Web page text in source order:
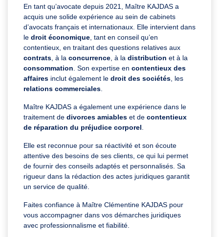
En tant qu’avocate depuis 2021, Maître KAJDAS a
acquis une solide expérience au sein de cabinets
d’avocats français et internationaux. Elle intervient dans
le droit économique , tant en conseil qu’en
contentieux, en traitant des questions relatives aux
contrats , à la concurrence , à la distribution et à la
consommation . Son expertise en contentieux des
affaires inclut également le droit des sociétés , les
relations commerciales
Maître KAJDAS a également une expérience dans le
traitement de divorces amiables et de contentieux
de réparation du préjudice corporel
Elle est reconnue pour sa réactivité et son écoute
attentive des besoins de ses clients, ce qui lui permet
de fournir des conseils adaptés et personnalisés. Sa
rigueur dans la rédaction des actes juridiques garantit
un service de qualité.
Faites confiance à Maître Clémentine KAJDAS pour
vous accompagner dans vos démarches juridiques
avec professionnalisme et fiabilité.